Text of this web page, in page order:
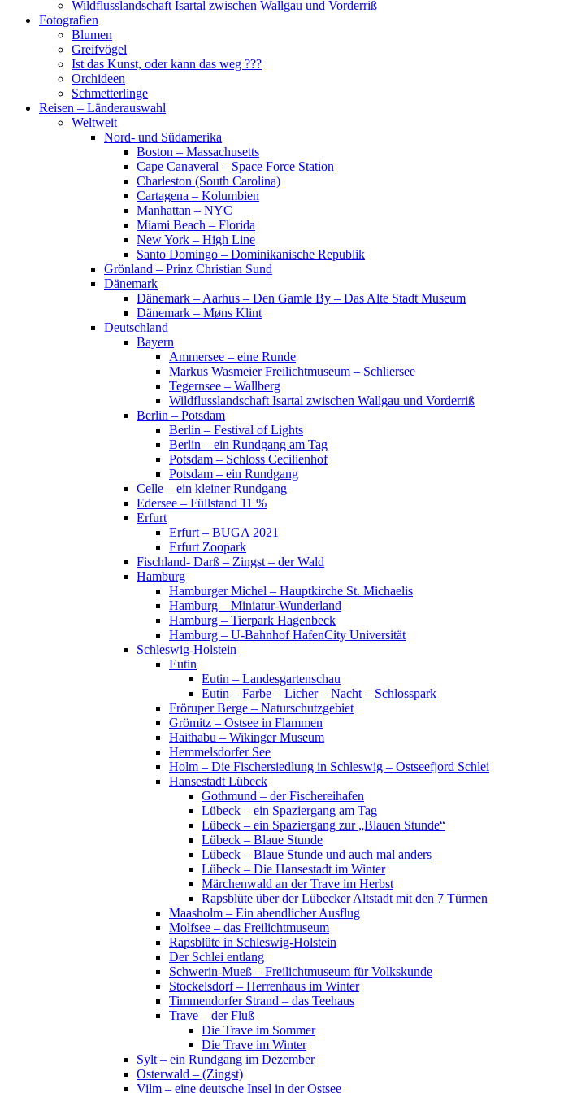
Wildflusslandschaft Isartal zwischen Wallgau und Vorderriß
Fotografien
Blumen
Greifvögel
Ist das Kunst, oder kann das weg ???
Orchideen
Schmetterlinge
Reisen – Länderauswahl
Weltweit
Nord- und Südamerika
Boston – Massachusetts
Cape Canaveral – Space Force Station
Charleston (South Carolina)
Cartagena – Kolumbien
Manhattan – NYC
Miami Beach – Florida
New York – High Line
Santo Domingo – Dominikanische Republik
Grönland – Prinz Christian Sund
Dänemark
Dänemark – Aarhus – Den Gamle By – Das Alte Stadt Museum
Dänemark – Møns Klint
Deutschland
Bayern
Ammersee – eine Runde
Markus Wasmeier Freilichtmuseum – Schliersee
Tegernsee – Wallberg
Wildflusslandschaft Isartal zwischen Wallgau und Vorderriß
Berlin – Potsdam
Berlin – Festival of Lights
Berlin – ein Rundgang am Tag
Potsdam – Schloss Cecilienhof
Potsdam – ein Rundgang
Celle – ein kleiner Rundgang
Edersee – Füllstand 11 %
Erfurt
Erfurt – BUGA 2021
Erfurt Zoopark
Fischland- Darß – Zingst – der Wald
Hamburg
Hamburger Michel – Hauptkirche St. Michaelis
Hamburg – Miniatur-Wunderland
Hamburg – Tierpark Hagenbeck
Hamburg – U-Bahnhof HafenCity Universität
Schleswig-Holstein
Eutin
Eutin – Landesgartenschau
Eutin – Farbe – Licher – Nacht – Schlosspark
Fröruper Berge – Naturschutzgebiet
Grömitz – Ostsee in Flammen
Haithabu – Wikinger Museum
Hemmelsdorfer See
Holm – Die Fischersiedlung in Schleswig – Ostseefjord Schlei
Hansestadt Lübeck
Gothmund – der Fischereihafen
Lübeck – ein Spaziergang am Tag
Lübeck – ein Spaziergang zur „Blauen Stunde“
Lübeck – Blaue Stunde
Lübeck – Blaue Stunde und auch mal anders
Lübeck – Die Hansestadt im Winter
Märchenwald an der Trave im Herbst
Rapsblüte über der Lübecker Altstadt mit den 7 Türmen
Maasholm – Ein abendlicher Ausflug
Molfsee – das Freilichtmuseum
Rapsblüte in Schleswig-Holstein
Der Schlei entlang
Schwerin-Mueß – Freilichtmuseum für Volkskunde
Stockelsdorf – Herrenhaus im Winter
Timmendorfer Strand – das Teehaus
Trave – der Fluß
Die Trave im Sommer
Die Trave im Winter
Sylt – ein Rundgang im Dezember
Osterwald – (Zingst)
Vilm – eine deutsche Insel in der Ostsee